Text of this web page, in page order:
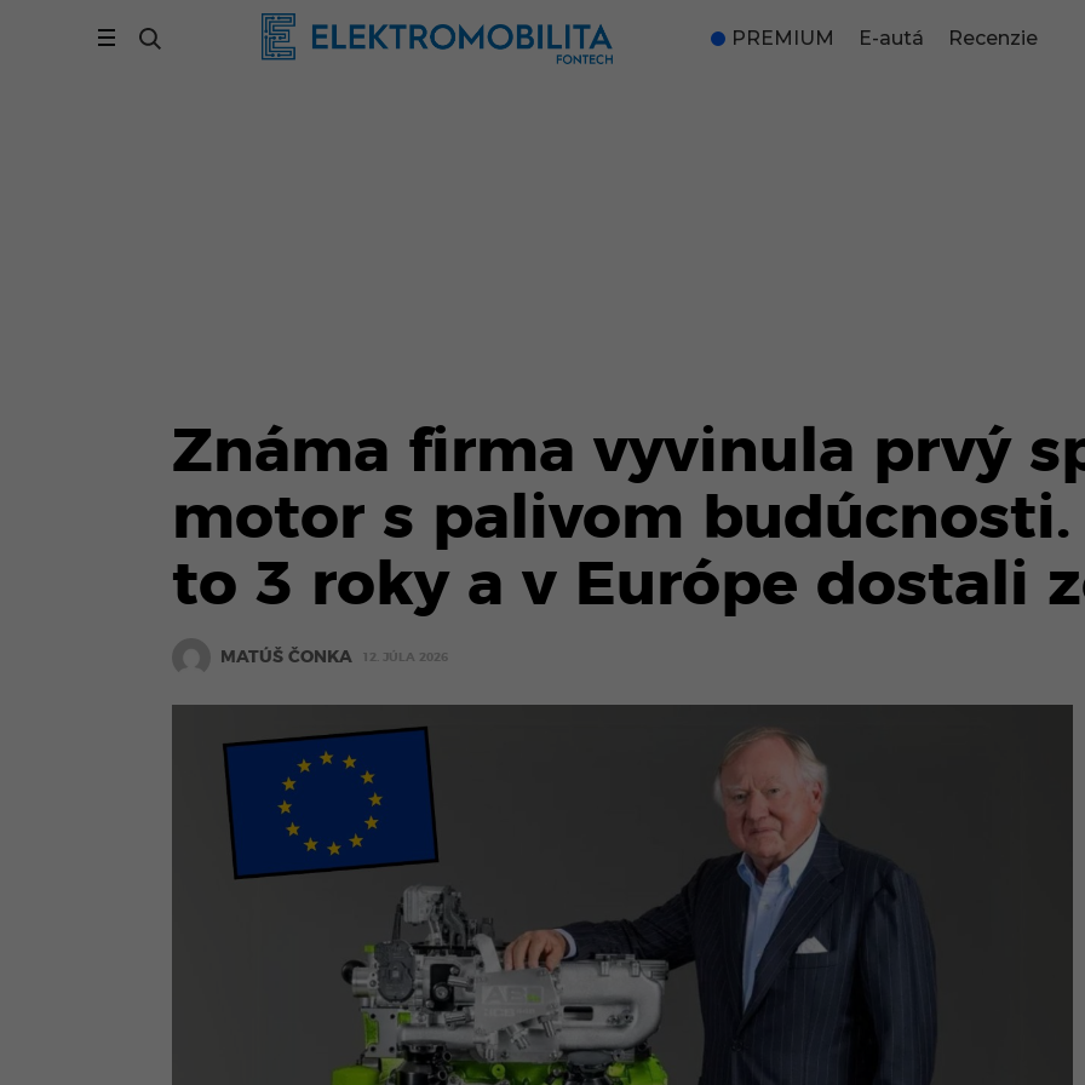
PREMIUM E-autá Recenzie
Známa firma vyvinula prvý
motor s palivom budúcnosti.
to 3 roky a v Európe dostali
MATÚŠ ČONKA 12. JÚLA 2026